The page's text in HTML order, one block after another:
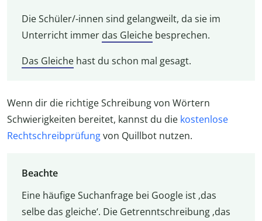
Die Schüler/-innen sind gelangweilt, da sie im
Unterricht immer das Gleichebesprechen.
Das Gleichehast du schon mal gesagt.
Wenn dir die richtige Schreibung von Wörtern
Schwierigkeiten bereitet, kannst du die kostenlose
Rechtschreibprüfungvon Quillbot nutzen.
Beachte
Eine häufige Suchanfrage bei Google ist ‚das
selbe das gleiche‘. Die Getrenntschreibung ‚das